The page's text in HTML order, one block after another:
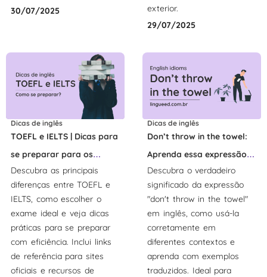
30/07/2025
exterior.
29/07/2025
Dicas de inglês
TOEFL e IELTS | Dicas para
se preparar para os
exames
Descubra as principais
diferenças entre TOEFL e
IELTS, como escolher o
exame ideal e veja dicas
práticas para se preparar
com eficiência. Inclui links
de referência para sites
oficiais e recursos de
Dicas de inglês
Don’t throw in the towel:
Aprenda essa expressão
do inglês
Descubra o verdadeiro
significado da expressão
"don't throw in the towel"
em inglês, como usá-la
corretamente em
diferentes contextos e
aprenda com exemplos
traduzidos. Ideal para